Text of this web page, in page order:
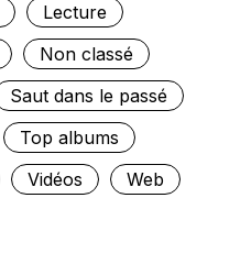
Lecture
Non classé
Saut dans le passé
Top albums
Vidéos Web